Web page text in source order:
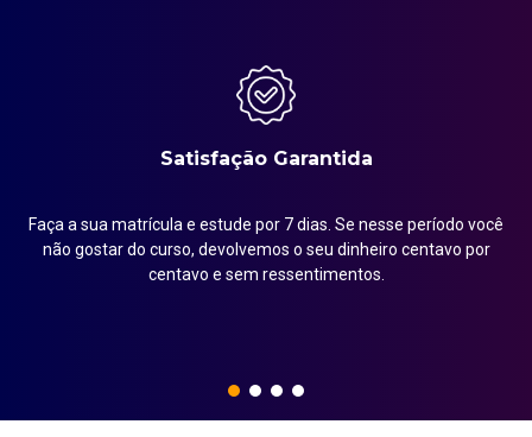
Satisfação Garantida
Faça a sua matrícula e estude por 7 dias. Se nesse período você
não gostar do curso, devolvemos o seu dinheiro centavo por
centavo e sem ressentimentos.